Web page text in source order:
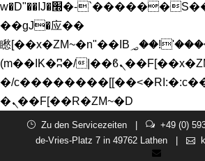
w�D"��IJ�׭�-`������S��9�Dr�ji��EJ߅
��gJ�应��
矁[��x�ZM~�n"��IB؃��!'����Тѕ��+��
(m��IK�ʭ�/|��ϐܢ��F[��x�ZMz�G�� %嬩
�/
�ܢ��F[��R�ZM~�D
Zu den Servicezeiten | +49 (0)
de-Vries-Platz 7 in 49762 Lathen